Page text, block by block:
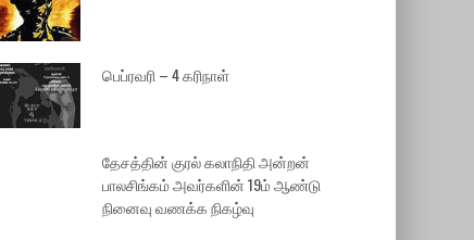
பெப்ரவரி – 4 கரிநாள்
தேசத்தின் குரல் கலாநிதி அன்றன்
பாலசிங்கம் அவர்களின் 19ம் ஆண்டு
நினைவு வணக்க நிகழ்வு